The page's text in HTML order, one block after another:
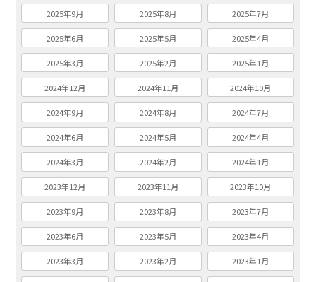
2025年9月 2025年8月 2025年7月
2025年6月 2025年5月 2025年4月
2025年3月 2025年2月 2025年1月
2024年12月 2024年11月 2024年10月
2024年9月 2024年8月 2024年7月
2024年6月 2024年5月 2024年4月
2024年3月 2024年2月 2024年1月
2023年12月 2023年11月 2023年10月
2023年9月 2023年8月 2023年7月
2023年6月 2023年5月 2023年4月
2023年3月 2023年2月 2023年1月